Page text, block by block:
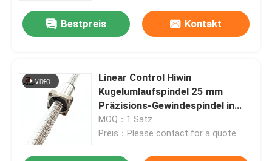
Bestpreis Kontakt
Linear Control Hiwin
Kugelumlaufspindel 25 mm
Präzisions-Gewindespindel in
Flugzeugen
MOQ：1 Satz
Preis：Please contact for a quote